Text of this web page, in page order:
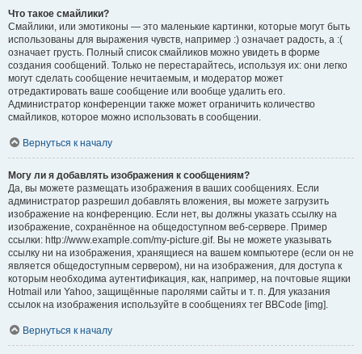
Что такое смайлики?
Смайлики, или эмотиконы — это маленькие картинки, которые могут быть
использованы для выражения чувств, например :) означает радость, а :(
означает грусть. Полный список смайликов можно увидеть в форме
создания сообщений. Только не перестарайтесь, используя их: они легко
могут сделать сообщение нечитаемым, и модератор может
отредактировать ваше сообщение или вообще удалить его.
Администратор конференции также может ограничить количество
смайликов, которое можно использовать в сообщении.
Вернуться к началу
Могу ли я добавлять изображения к сообщениям?
Да, вы можете размещать изображения в ваших сообщениях. Если
администратор разрешил добавлять вложения, вы можете загрузить
изображение на конференцию. Если нет, вы должны указать ссылку на
изображение, сохранённое на общедоступном веб-сервере. Пример
ссылки: http://www.example.com/my-picture.gif. Вы не можете указывать
ссылку ни на изображения, хранящиеся на вашем компьютере (если он не
является общедоступным сервером), ни на изображения, для доступа к
которым необходима аутентификация, как, например, на почтовые ящики
Hotmail или Yahoo, защищённые паролями сайты и т. п. Для указания
ссылок на изображения используйте в сообщениях тег BBCode [img].
Вернуться к началу